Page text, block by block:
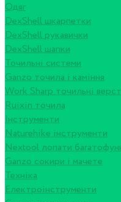
Одяг
DexShell шкарпетки
DexShell рукавички
DexShell шапки
Точильні системи
Ganzo точила і каміння
Work Sharp точильні
Ruixin точила
Інструменти
Naturehike інструменти
Nextool лопати
Ganzo сокири і мачете
Техніка
Електроінструменти